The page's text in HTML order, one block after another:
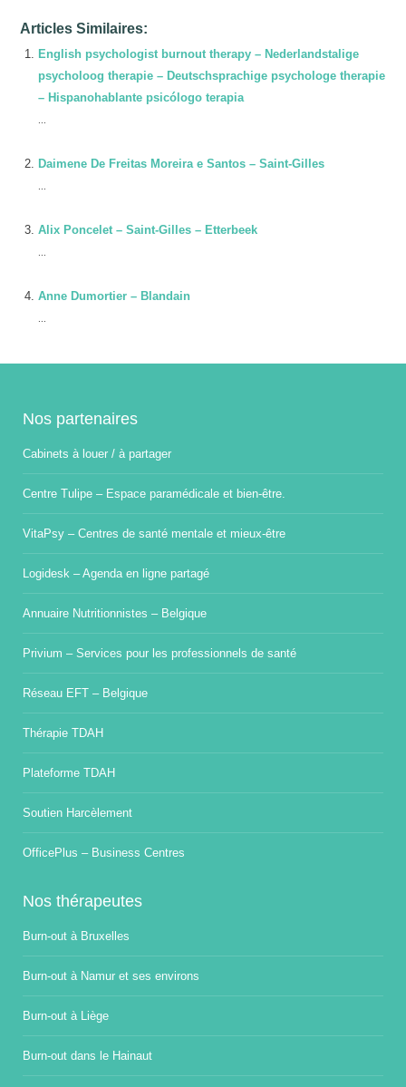
Articles Similaires:
English psychologist burnout therapy – Nederlandstalige
psycholoog therapie – Deutschsprachige psychologe therapie
– Hispanohablante psicólogo terapia
Daimene De Freitas Moreira e Santos – Saint-Gilles
Alix Poncelet – Saint-Gilles – Etterbeek
Anne Dumortier – Blandain
Nos partenaires
Cabinets à louer / à partager
Centre Tulipe – Espace paramédicale et bien-être.
VitaPsy – Centres de santé mentale et mieux-être
Logidesk – Agenda en ligne partagé
Annuaire Nutritionnistes – Belgique
Privium – Services pour les professionnels de santé
Réseau EFT – Belgique
Thérapie TDAH
Plateforme TDAH
Soutien Harcèlement
OfficePlus – Business Centres
Nos thérapeutes
Burn-out à Bruxelles
Burn-out à Namur et ses environs
Burn-out à Liège
Burn-out dans le Hainaut